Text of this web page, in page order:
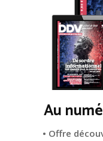
Au
• Offre